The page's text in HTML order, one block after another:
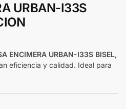
URBAN-I33S
ENCIMERA URBAN-I33S BISEL,
eficiencia y calidad. Ideal para